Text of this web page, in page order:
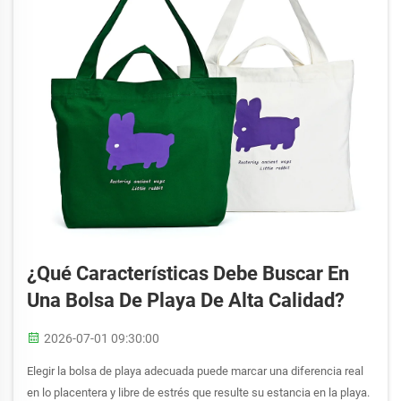
¿Qué Características Debe Buscar En
Una Bolsa De Playa De Alta Calidad?
2026-07-01 09:30:00
Elegir la bolsa de playa adecuada puede marcar una diferencia real
en lo placentera y libre de estrés que resulte su estancia en la playa.